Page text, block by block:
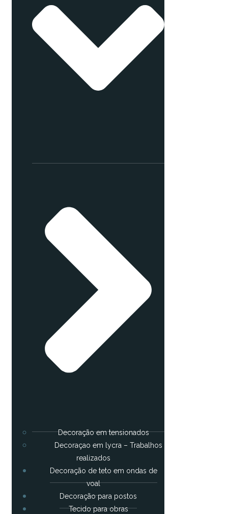
Decoração em tensionados
Decoraçao em lycra – Trabalhos
realizados
Decoração de teto em ondas de
voal
Decoração para postos
Tecido para obras